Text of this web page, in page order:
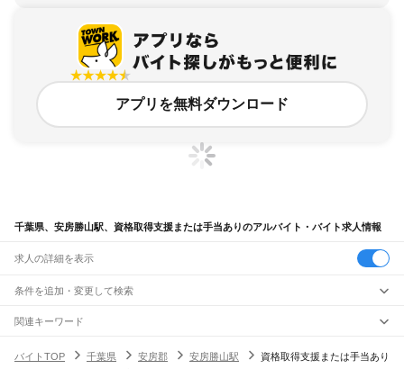
アプリを無料ダウンロード
千葉県、安房勝山駅、資格取得支援または手当ありのアルバイト・バイト求人情報
求人の詳細を表示
条件を追加・変更して検索
市区町村を追加・変更
千葉県すべて
駅を追加・変更
関連キーワード
バイトTOP
千葉県 安房郡 安房勝山駅
資格取得支援または手当あり